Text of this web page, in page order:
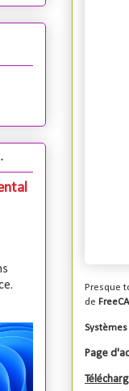
Presque
de
Page